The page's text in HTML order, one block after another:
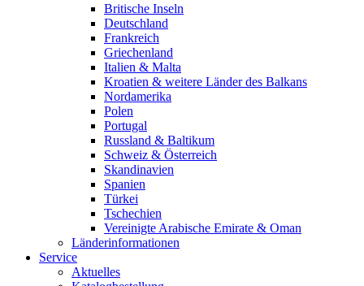
Britische Inseln
Deutschland
Frankreich
Griechenland
Italien & Malta
Kroatien & weitere Länder des Balkans
Nordamerika
Polen
Portugal
Russland & Baltikum
Schweiz & Österreich
Skandinavien
Spanien
Türkei
Tschechien
Vereinigte Arabische Emirate & Oman
Länderinformationen
Service
Aktuelles